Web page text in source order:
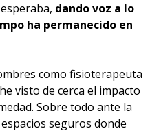
dando voz a lo
ha permanecido en
como fisioterapeuta
visto de cerca el impacto
Sobre todo ante la
seguros donde